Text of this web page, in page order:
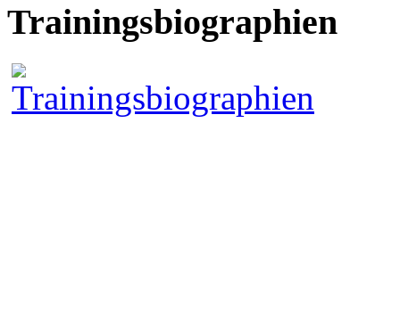
Trainingsbiographien